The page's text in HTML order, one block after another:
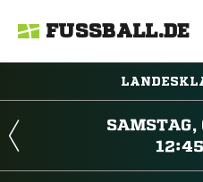
FUSSBALL.DE
